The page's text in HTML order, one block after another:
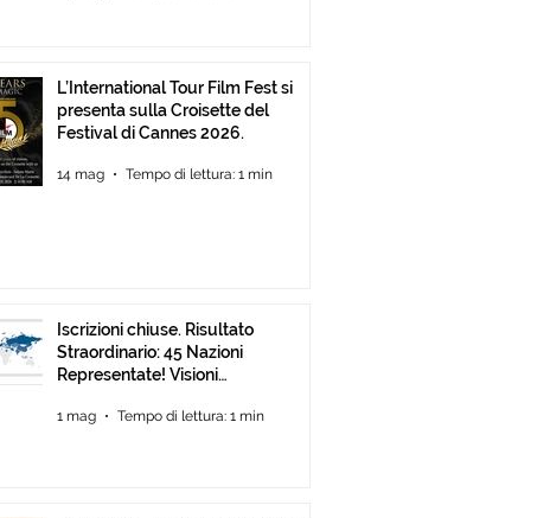
L’International Tour Film Fest si
presenta sulla Croisette del
Festival di Cannes 2026.
14 mag Tempo di lettura: 1 min
Iscrizioni chiuse. Risultato
Straordinario: 45 Nazioni
Representate! Visioni
al 30 Giugno
1 mag Tempo di lettura: 1 min